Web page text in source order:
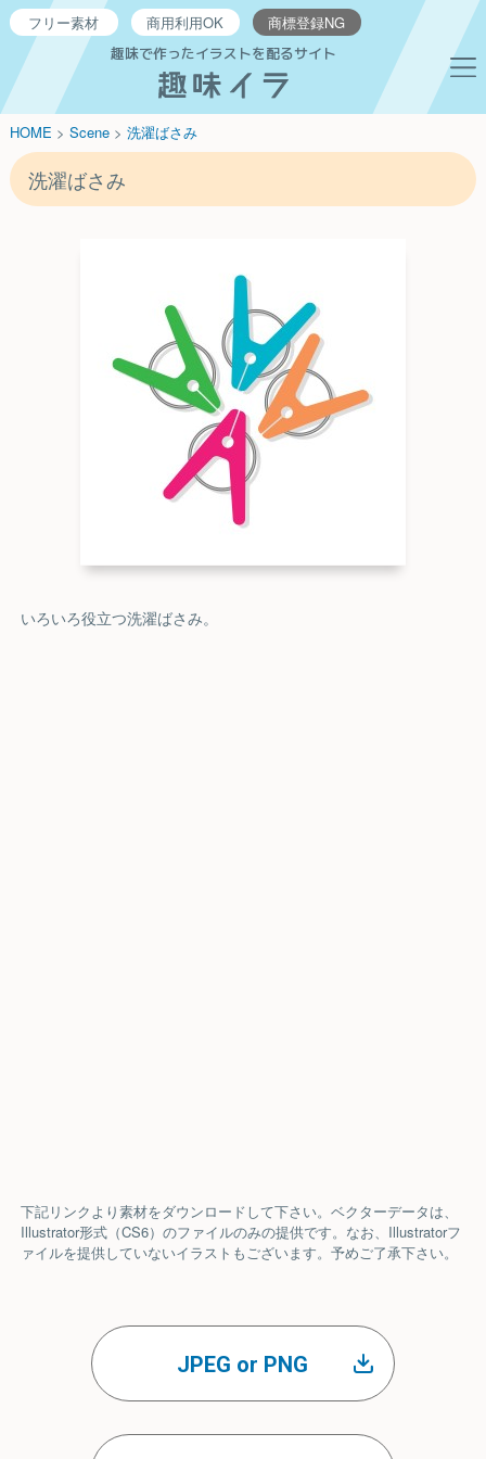
フリー素材 商用利用OK 商標登録NG
趣味で作ったイラストを配るサイト
HOME > Scene> 洗濯ばさみ
洗濯ばさみ
いろいろ役立つ洗濯ばさみ。
下記リンクより素材をダウンロードして下さい。ベクターデータは、
Illustrator形式（CS6）のファイルのみの提供です。なお、Illustratorフ
ァイルを提供していないイラストもございます。予めご了承下さい。
JPEG or PNG